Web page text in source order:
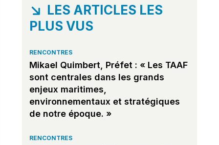
LES ARTICLES LES
PLUS VUS
RENCONTRES
Mikael Quimbert, Préfet : « Les TAAF
sont centrales dans les grands
enjeux maritimes,
environnementaux et stratégiques
de notre époque. »
RENCONTRES